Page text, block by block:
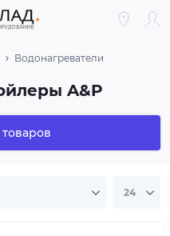
Водонагреватели
A&P